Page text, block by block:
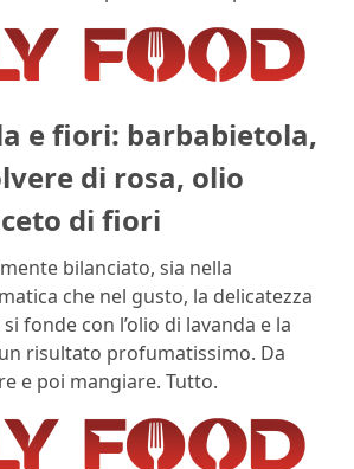
e fiori: barbabietola,
di rosa, olio
di fiori
bilanciato, sia nella
che nel gusto, la delicatezza
fonde con l’olio di lavanda e la
risultato profumatissimo. Da
e poi mangiare. Tutto.